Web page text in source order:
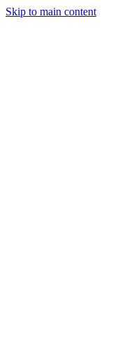
Skip to main content